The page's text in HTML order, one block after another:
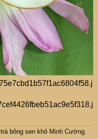
trà bông sen khô Minh Cường.